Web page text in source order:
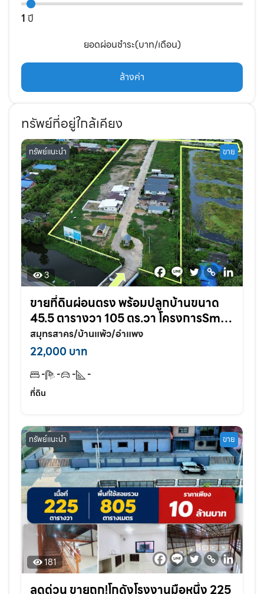
1 ปี
ยอดผ่อนชำระ(บาท/เดือน)
ล้างค่า
ทรัพย์ที่อยู่ใกล้เคียง
ทรัพย์แนะนำ ขาย
3
ขายที่ดินผ่อนตรง พร้อมปลูกบ้านขนาด
45.5 ตารางวา 105 ตร.วา โครงการSmile
land อำแพง สวนส้ม สมุทรสาคร
สมุทรสาคร/บ้านแพ้ว/อำแพง
22,000 บาท
- - -
-
ที่ดิน
ทรัพย์แนะนำ ขาย
181
ลดด่วน ขายถูก!โกดังโรงงานมือหนึ่ง 225